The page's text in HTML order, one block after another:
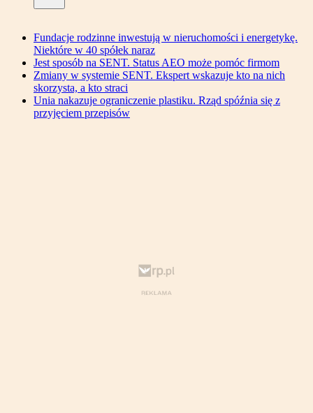
Fundacje rodzinne inwestują w nieruchomości i energetykę.
Niektóre w 40 spółek naraz
Jest sposób na SENT. Status AEO może pomóc firmom
Zmiany w systemie SENT. Ekspert wskazuje kto na nich
skorzysta, a kto straci
Unia nakazuje ograniczenie plastiku. Rząd spóźnia się z
przyjęciem przepisów